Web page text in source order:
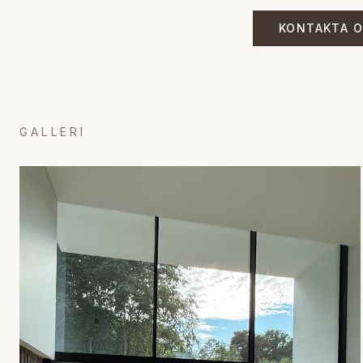
KONTAKTA
GALLERI